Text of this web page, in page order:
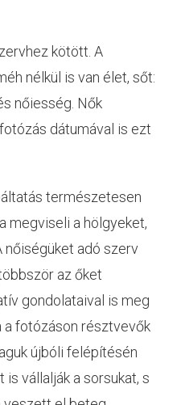
kötött. A
nélkül is van élet, sőt:
nőiesség. Nők
dátumával is ezt
természetesen
megviseli a hölgyeket,
nőiségüket adó szerv
az őket
gondolataival is meg
a fotózáson résztvevők
újbóli felépítésén
is vállalják a sorsukat, s